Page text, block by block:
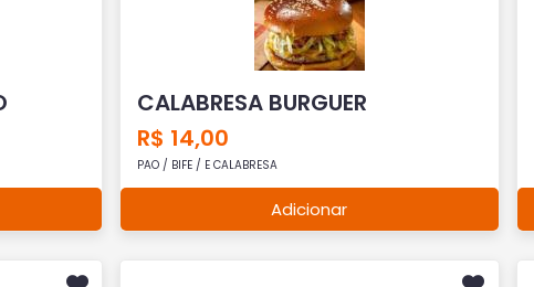
CALABRESA BURGUER
R$ 14,00
PAO / BIFE / E CALABRESA
Adicionar